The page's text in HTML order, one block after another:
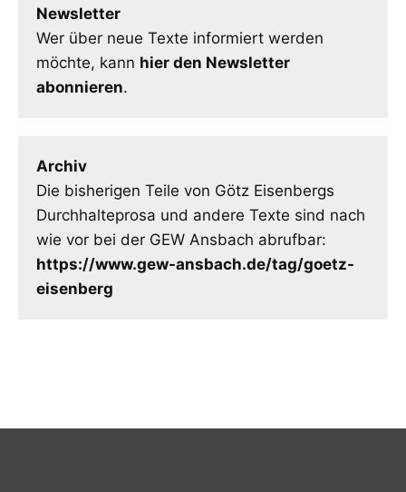
Newsletter
Wer über neue Texte informiert werden
möchte, kann hier den Newsletter
abonnieren.
Archiv
Die bisherigen Teile von Götz Eisenbergs
Durchhalteprosa und andere Texte sind nach
wie vor bei der GEW Ansbach abrufbar:
https://www.gew-ansbach.de/tag/goetz-
eisenberg